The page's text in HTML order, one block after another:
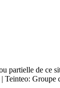
partielle de ce
Groupe